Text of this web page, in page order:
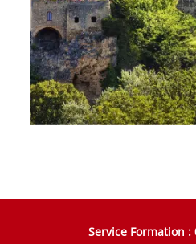
Service Formation :